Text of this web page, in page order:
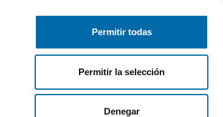
Permitir todas
Permitir la selección
Denegar
Publica gratis Inicia sesión
¿Te mudas?¡Te ayudamos!